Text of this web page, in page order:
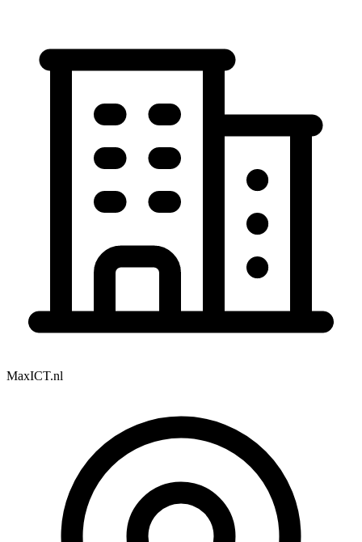
MaxICT.nl